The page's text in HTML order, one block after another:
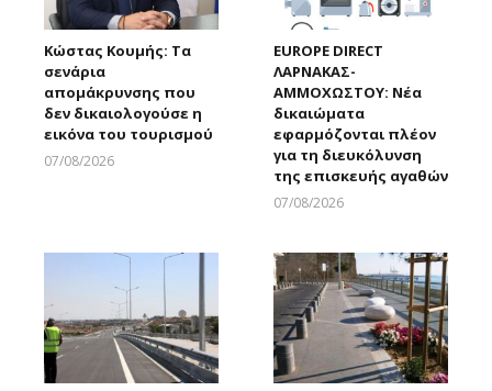
Κώστας Κουμής: Τα
σενάρια
απομάκρυνσης που
δεν δικαιολογούσε η
εικόνα του τουρισμού
07/08/2026
EUROPE DIRECT
ΛΑΡΝΑΚΑΣ-
ΑΜΜΟΧΩΣΤΟΥ: Νέα
δικαιώματα
εφαρμόζονται πλέον
για τη διευκόλυνση
της επισκευής αγαθών
07/08/2026